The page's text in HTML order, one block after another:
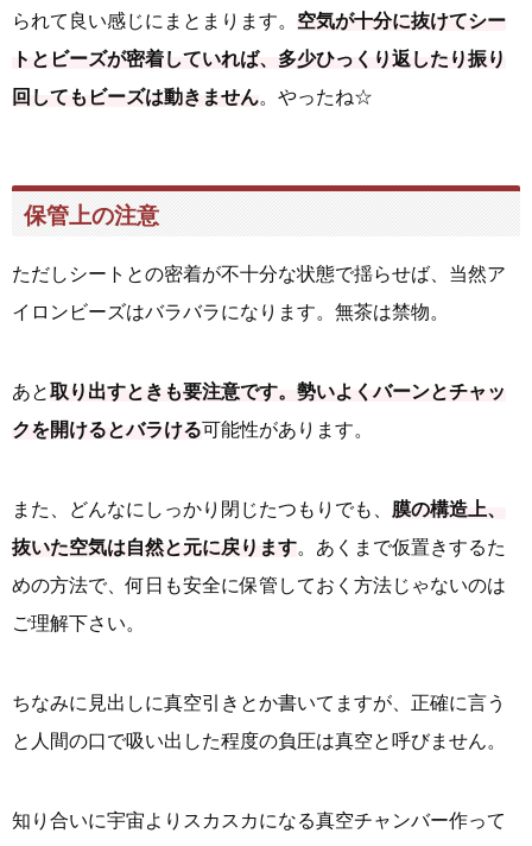
られて良い感じにまとまります。 空気が十分に抜けてシー
トとビーズが密着していれば、多少ひっくり返したり振り
回してもビーズは動きません。やったね☆
保管上の注意
ただしシートとの密着が不十分な状態で揺らせば、当然ア
イロンビーズはバラバラになります。無茶は禁物。
あと取り出すときも要注意です。勢いよくバーンとチャッ
クを開けるとバラける可能性があります。
また、どんなにしっかり閉じたつもりでも、 膜の構造上、
抜いた空気は自然と元に戻ります。あくまで仮置きするた
めの方法で、何日も安全に保管しておく方法じゃないのは
ご理解下さい。
ちなみに見出しに真空引きとか書いてますが、正確に言う
と人間の口で吸い出した程度の負圧は真空と呼びません。
知り合いに宇宙よりスカスカになる真空チャンバー作って